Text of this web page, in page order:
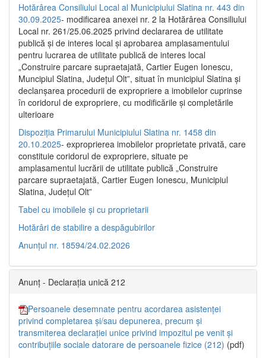
Hotărârea Consiliului Local al Municipiului Slatina nr. 443 din
30.09.2025- modificarea anexei nr. 2 la Hotărârea Consiliului
Local nr. 261/25.06.2025 privind declararea de utilitate
publică şi de interes local şi aprobarea amplasamentului
pentru lucrarea de utilitate publică de interes local
„Construire parcare supraetajată, Cartier Eugen Ionescu,
Muncipiul Slatina, Judeţul Olt”, situat în municipiul Slatina şi
declanşarea procedurii de expropriere a imobilelor cuprinse
în coridorul de expropriere, cu modificările şi completările
ulterioare
Dispoziția Primarului Municipiului Slatina nr. 1458 din
20.10.2025- exproprierea imobilelor proprietate privată, care
constituie coridorul de expropriere, situate pe
amplasamentul lucrării de utilitate publică „Construire
parcare supraetajată, Cartier Eugen Ionescu, Municipiul
Slatina, Județul Olt”
Tabel cu imobilele și cu proprietarii
Hotărâri de stabilire a despăgubirilor
Anunțul nr. 18594/24.02.2026
Anunț - Declarația unică 212
Persoanele desemnate pentru acordarea asistenței
privind completarea și/sau depunerea, precum și
transmiterea declarației unice privind impozitul pe venit și
contribuțiile sociale datorare de persoanele fizice (212) (pdf)